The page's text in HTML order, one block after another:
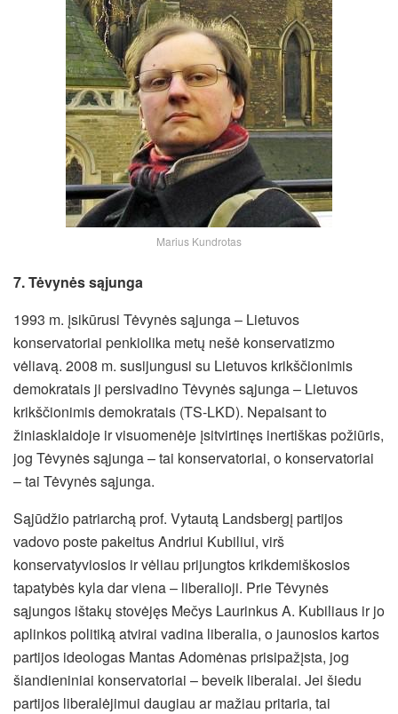
Marius Kundrotas
7. Tėvynės sąjunga
1993 m. įsikūrusi Tėvynės sąjunga – Lietuvos
konservatoriai penkiolika metų nešė konservatizmo
vėliavą. 2008 m. susijungusi su Lietuvos krikščionimis
demokratais ji persivadino Tėvynės sąjunga – Lietuvos
krikščionimis demokratais (TS-LKD). Nepaisant to
žiniasklaidoje ir visuomenėje įsitvirtinęs inertiškas požiūris,
jog Tėvynės sąjunga – tai konservatoriai, o konservatoriai
– tai Tėvynės sąjunga.
Sąjūdžio patriarchą prof. Vytautą Landsbergį partijos
vadovo poste pakeitus Andriui Kubiliui, virš
konservatyviosios ir vėliau prijungtos krikdemiškosios
tapatybės kyla dar viena – liberalioji. Prie Tėvynės
sąjungos ištakų stovėjęs Mečys Laurinkus A. Kubiliaus ir jo
aplinkos politiką atvirai vadina liberalia, o jaunosios kartos
partijos ideologas Mantas Adomėnas prisipažįsta, jog
šiandieniniai konservatoriai – beveik liberalai. Jei šiedu
partijos liberalėjimui daugiau ar mažiau pritaria, tai